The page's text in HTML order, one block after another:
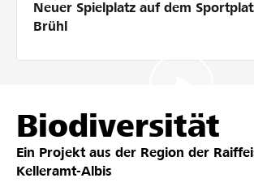
Partner / Raiffeisenbank
Anmelden
Registrieren
Neuer Spielplatz auf dem
Brühl
Biodiversität
Ein Projekt aus der Region der
Kelleramt-Albis